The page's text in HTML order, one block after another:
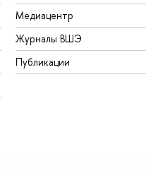
Медиацентр
Журналы ВШЭ
Публикации